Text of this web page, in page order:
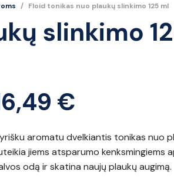
/ Floid tonikas nuo plaukų slinkimo 125 ml
slinkimo
€
aromatu dvelkiantis tonikas nuo
jiems atsparumo kenksmingiems
odą ir skatina naujų plaukų augimą.